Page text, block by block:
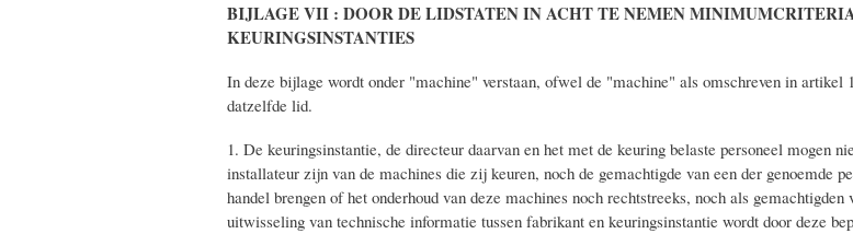
BIJLAGE VII : DOOR DE LIDSTATEN IN ACHT TE NEMEN
KEURINGSINSTANTIES
In deze bijlage wordt onder "machine" verstaan, ofwel de "machine" als omschreven in
datzelfde lid.
1. De keuringsinstantie, de directeur daarvan en het met de keuring belaste personeel mogen
installateur zijn van de machines die zij keuren, noch de gemachtigde van een der genoemde
handel brengen of het onderhoud van deze machines noch rechtstreeks, noch als
uitwisseling van technische informatie tussen fabrikant en keuringsinstantie wordt door deze